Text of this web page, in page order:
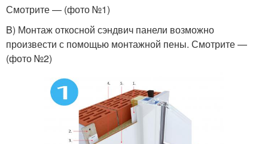
Смотрите — (фото №1)
B) Монтаж откосной сэндвич панели возможно
произвести с помощью монтажной пены. Смотрите —
(фото №2)